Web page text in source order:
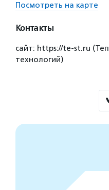
Посмотреть на карте
Контакты
сайт: https://te-st.ru
технологий)